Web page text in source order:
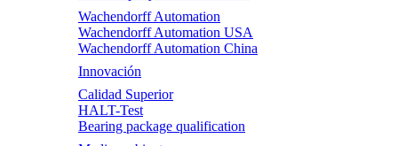
Wachendorff Automation
Wachendorff Automation USA
Wachendorff Automation China
Innovación
Calidad Superior
HALT-Test
Bearing package qualification